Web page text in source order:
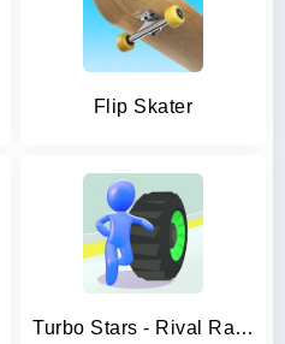
Flip Skater
Turbo Stars - Rival Racing